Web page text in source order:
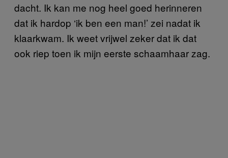
dacht. Ik kan me nog heel goed herinneren
dat ik hardop ‘ik ben een man!’ zei nadat ik
klaarkwam. Ik weet vrijwel zeker dat ik dat
ook riep toen ik mijn eerste schaamhaar zag.